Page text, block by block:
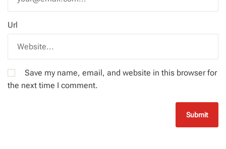
Url
Save my name, email, and website in this browser for
the next time I comment.